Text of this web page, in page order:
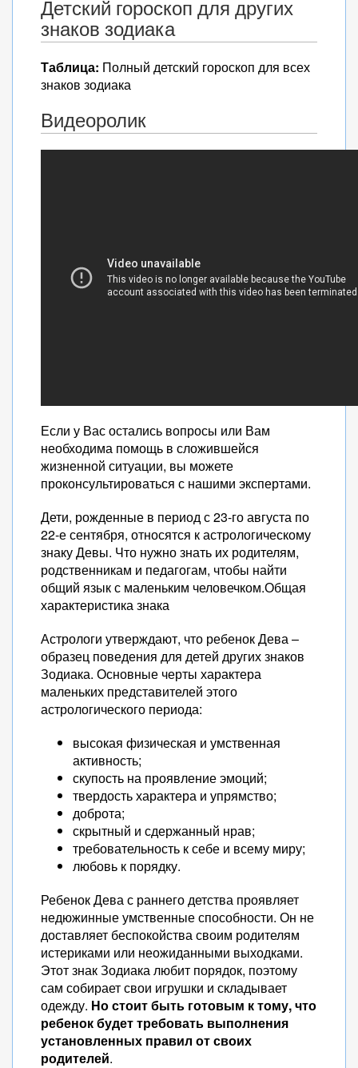
Детский гороскоп для других
знаков зодиака
Таблица: Полный детский гороскоп для всех
знаков зодиака
Видеоролик
Если у Вас остались вопросы или Вам
необходима помощь в сложившейся
жизненной ситуации, вы можете
проконсультироваться с нашими экспертами.
Дети, рожденные в период с 23-го августа по
22-е сентября, относятся к астрологическому
знаку Девы. Что нужно знать их родителям,
родственникам и педагогам, чтобы найти
общий язык с маленьким человечком.Общая
характеристика знака
Астрологи утверждают, что ребенок Дева –
образец поведения для детей других знаков
Зодиака. Основные черты характера
маленьких представителей этого
астрологического периода:
высокая физическая и умственная
активность;
скупость на проявление эмоций;
твердость характера и упрямство;
доброта;
скрытный и сдержанный нрав;
требовательность к себе и всему миру;
любовь к порядку.
Ребенок Дева с раннего детства проявляет
недюжинные умственные способности. Он не
доставляет беспокойства своим родителям
истериками или неожиданными выходками.
Этот знак Зодиака любит порядок, поэтому
сам собирает свои игрушки и складывает
одежду. Но стоит быть готовым к тому, что
ребенок будет требовать выполнения
установленных правил от своих
родителей.